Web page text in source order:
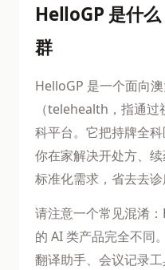
HelloGP 是什
群
HelloGP 是一个面向
（telehealth，指通
科平台。它把持牌全
你在家解决开处方、
标准化需求，省去去诊
请注意一个常见混淆
的 AI 类产品完全不同
翻译助手、会议记录